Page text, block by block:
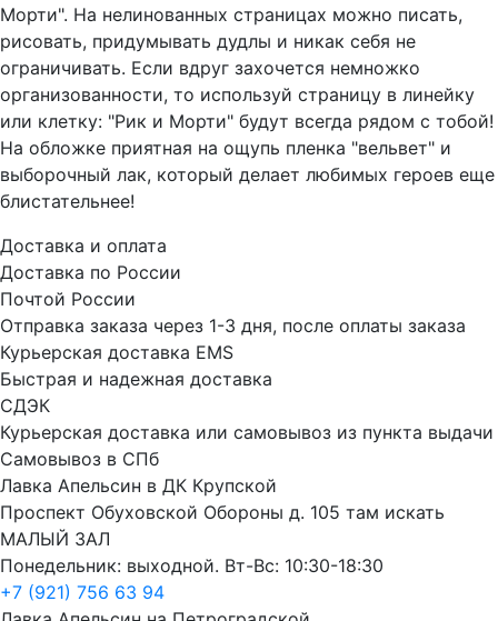
Морти". На нелинованных страницах можно писать,
рисовать, придумывать дудлы и никак себя не
ограничивать. Если вдруг захочется немножко
организованности, то используй страницу в линейку
или клетку: "Рик и Морти" будут всегда рядом с тобой!
На обложке приятная на ощупь пленка "вельвет" и
выборочный лак, который делает любимых героев еще
блистательнее!
Доставка и оплата
Доставка по России
Почтой России
Отправка заказа через 1-3 дня, после оплаты заказа
Курьерская доставка EMS
Быстрая и надежная доставка
СДЭК
Курьерская доставка или самовывоз из пункта выдачи
Самовывоз в СПб
Лавка Апельсин в ДК Крупской
Проспект Обуховской Обороны д. 105 там искать
МАЛЫЙ ЗАЛ
Понедельник: выходной. Вт-Вс: 10:30-18:30
+7 (921) 756 63 94